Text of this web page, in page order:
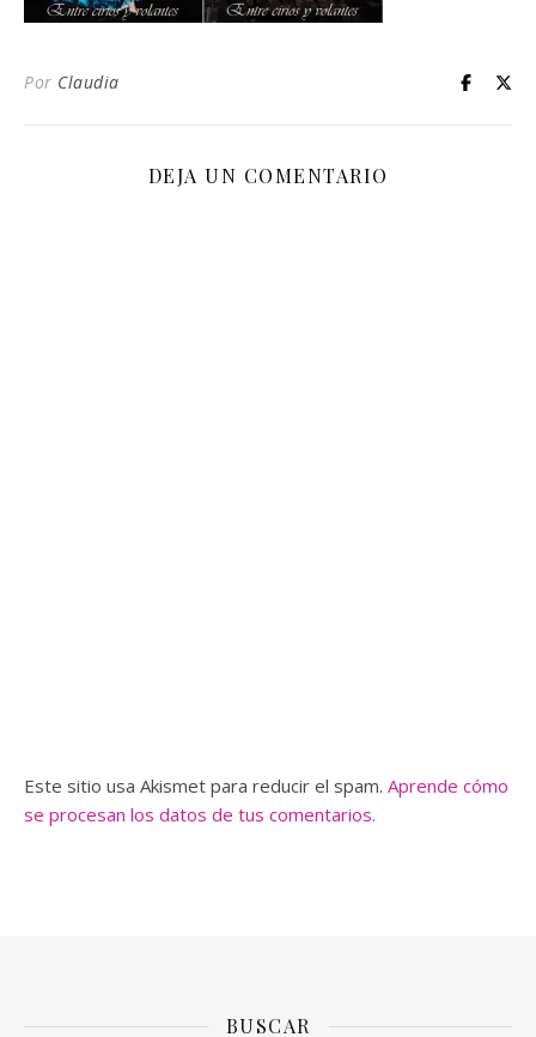
Por Claudia
DEJA UN COMENTARIO
Este sitio usa Akismet para reducir el spam. Aprende cómo
se procesan los datos de tus comentarios.
BUSCAR